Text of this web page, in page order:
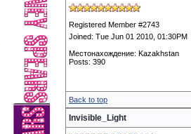
Registered Member #2743
Joined: Tue Jun 01 2010, 01:30PM
Местонахождение: Kazakhstan
Posts: 390
Back to top
Invisible_Light